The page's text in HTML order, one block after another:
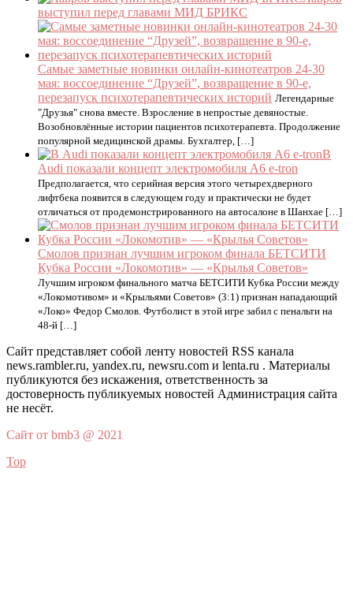
выступил перед главами МИД БРИКС
Самые заметные новинки онлайн-кинотеатров 24-30
мая: воссоединение “Друзей”, возвращение в 90-е,
перезапуск психотерапевтических историй Легендарные
"Друзья" снова вместе. Взросление в непростые девяностые.
Возобновлённые истории пациентов психотерапевта. Продолжение
популярной медицинской драмы. Бухгалтер, […]
В
Audi показали концепт электромобиля A6 e-tron
Предполагается, что серийная версия этого четырехдверного
лифтбека появится в следующем году и практически не будет
отличаться от продемонстрированного на автосалоне в Шанхае […]
Смолов признан лучшим игроком финала БЕТСИТИ
Кубка России «Локомотив» — «Крылья Советов»
Лучшим игроком финального матча БЕТСИТИ Кубка России между
«Локомотивом» и «Крыльями Советов» (3:1) признан нападающий
«Локо» Федор Смолов. Футболист в этой игре забил с пенальти на
48-й […]
Сайт представляет собой ленту новостей RSS канала
news.rambler.ru, yandex.ru, newsru.com и lenta.ru . Материалы
публикуются без искажения, ответственность за
достоверность публикуемых новостей Администрация сайта
не несёт.
Сайт от bmb3 @ 2021
Top